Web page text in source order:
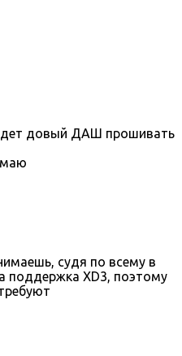
довый ДАШ прошивать
судя по всему в
поддержка XD3, поэтому